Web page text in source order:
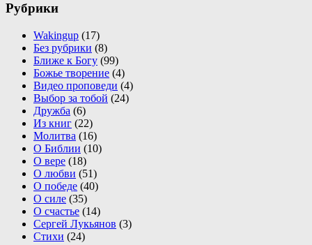
Рубрики
Wakingup (17)
Без рубрики (8)
Ближе к Богу (99)
Божье творение (4)
Видео проповеди (4)
Выбор за тобой (24)
Дружба (6)
Из книг (22)
Молитва (16)
О Библии (10)
О вере (18)
О любви (51)
О победе (40)
О силе (35)
О счастье (14)
Сергей Лукьянов (3)
Стихи (24)